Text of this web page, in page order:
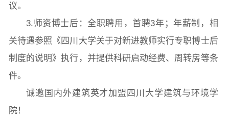
议。
3.师资博士后：全职聘用，首聘3年；年薪制，相
关待遇参照《四川大学关于对新进教师实行专职博士后
制度的说明》执行，并提供科研启动经费、周转房等条
件。
诚邀国内外建筑英才加盟四川大学建筑与环境学
院！